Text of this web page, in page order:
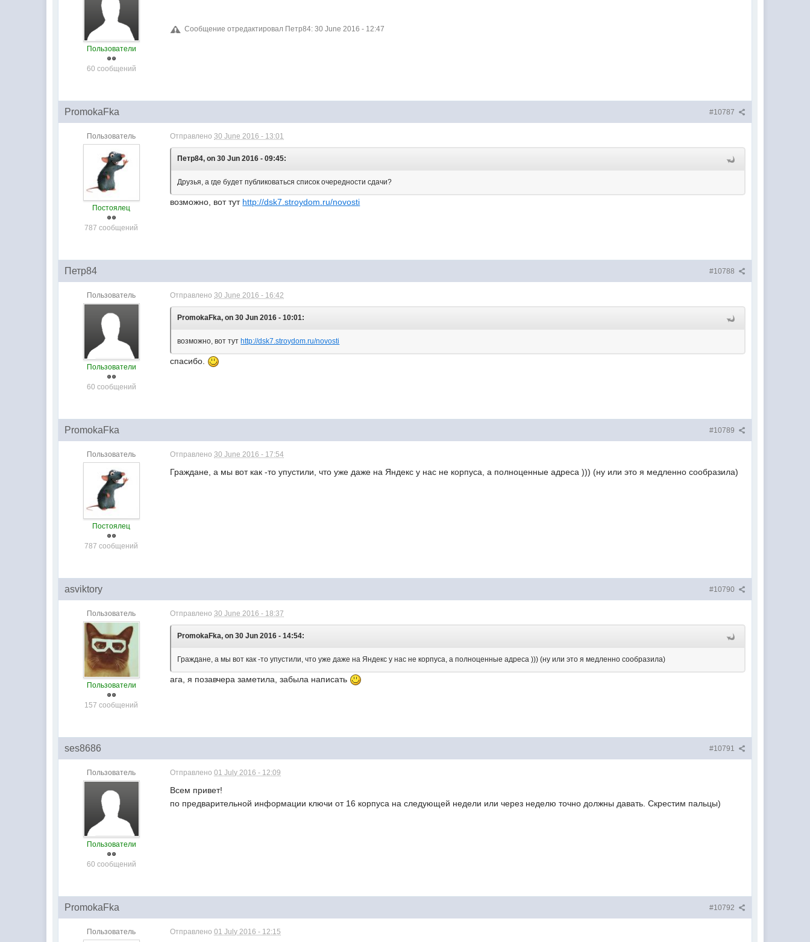
Пользователи
60 сообщений
Сообщение отредактировал Петр84: 30 June 2016 - 12:47
#10787
PromokaFka
Пользователь
Постоялец
787 сообщений
Отправлено30 June 2016 - 13:01
Петр84, on 30 Jun 2016 - 09:45:
Друзья, а где будет публиковаться список очередности сдачи?
возможно, вот тут http://dsk7.stroydom.ru/novosti
#10788
Петр84
Пользователь
Пользователи
60 сообщений
Отправлено30 June 2016 - 16:42
PromokaFka, on 30 Jun 2016 - 10:01:
возможно, вот тут http://dsk7.stroydom.ru/novosti
спасибо.
#10789
PromokaFka
Пользователь
Постоялец
787 сообщений
Отправлено30 June 2016 - 17:54
Граждане, а мы вот как -то упустили, что уже даже на Яндекс у нас не корпуса, а полноценные адреса ))) (ну или это я медленно сообразила)
#10790
asviktory
Пользователь
Пользователи
157 сообщений
Отправлено30 June 2016 - 18:37
PromokaFka, on 30 Jun 2016 - 14:54:
Граждане, а мы вот как -то упустили, что уже даже на Яндекс у нас не корпуса, а полноценные адреса ))) (ну или это я медленно сообразила)
ага, я позавчера заметила, забыла написать
#10791
ses8686
Пользователь
Пользователи
60 сообщений
Отправлено01 July 2016 - 12:09
Всем привет!
по предварительной информации ключи от 16 корпуса на следующей недели или через неделю точно должны давать. Скрестим пальцы)
#10792
PromokaFka
Пользователь Отправлено01 July 2016 - 12:15